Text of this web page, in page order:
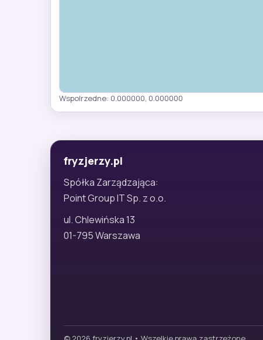
Wspolrzedne: 0.000000, 0.000000
fryzjerzy.pl
Spółka Zarządzająca:
Point Group IT Sp. z o.o.
ul. Chlewińska 13
01-795 Warszawa